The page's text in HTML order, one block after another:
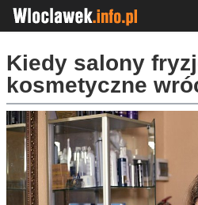
Kiedy salony
kosmetyczne